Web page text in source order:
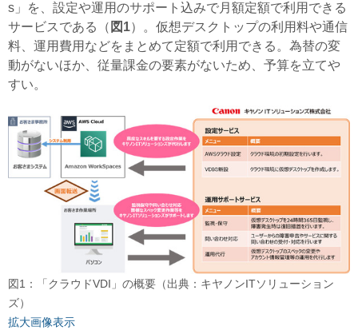
s」を、設定や運用のサポート込みで月額定額で利用できる
サービスである（ 図1）。仮想デスクトップの利用料や通信
料、運用費用などをまとめて定額で利用できる。為替の変
動がないほか、従量課金の要素がないため、予算を立てや
すい。
図1：「クラウドVDI」の概要（出典：キヤノンITソリューション
ズ）
拡大画像表示